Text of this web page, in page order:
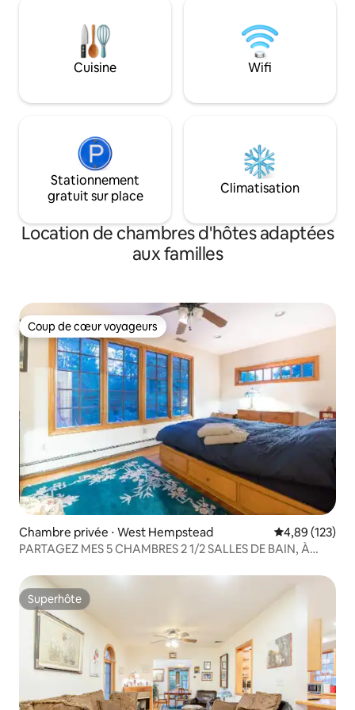
ANNULÉE ! Respectez ma maison et mes
règles. L'arrivée a lieu après 15 h et le
départ est à 12 h précises pour réserver.
DE PORTER DES
L'INTÉRIEUR DU
laisser les
étage.
Cuisine Wifi
Stationnement
gratuit sur place
Climatisation
Location de chambres d'hôtes adaptées
aux familles
Coup de cœur voyageurs
Coup de cœur voyageurs
Chambre privée ⋅ West Hempstead Évaluation
4,89 (123)
PARTAGEZ MES 5 CHAMBRES 2 1/2 SALLES DE BAIN, À
Superhôte
Superhôte